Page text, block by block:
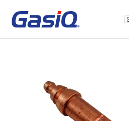
Hoppa till innehåll 🇬🇧English